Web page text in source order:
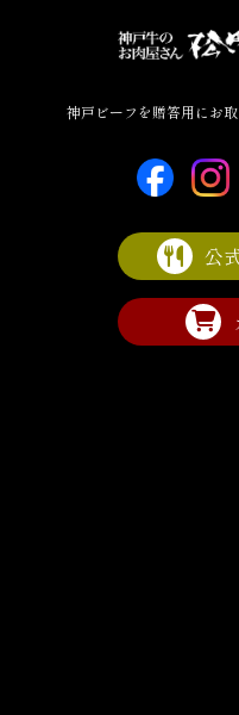
神戸ビーフを贈答用にお
公